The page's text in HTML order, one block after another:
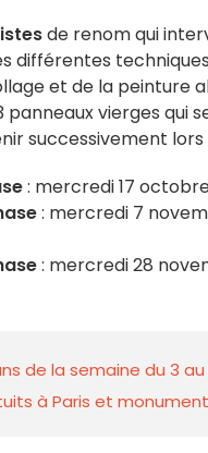
de renom qui
différentes
et de la peinture
panneaux vierges qui
successivement
: mercredi 17
: mercredi 7
: mercredi 28
de la semaine du 3
à Paris et